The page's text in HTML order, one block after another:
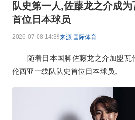
队史第一人,佐藤龙之介成
首位日本球员
2026-07-08 14:39来源:国际体育
随着日本国脚佐藤龙之介加盟瓦
伦西亚一线队队史首位日本球员。